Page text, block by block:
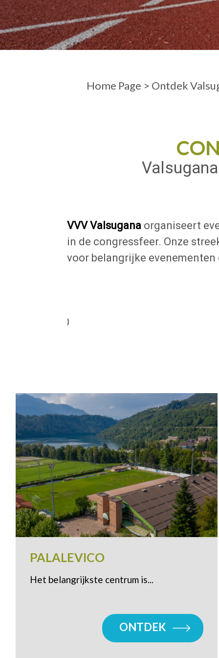
AANKOMST VERTREK
Home Page > Ontdek
VVV Valsugana organiseert
in de congressfeer. Onze
voor belangrijke
}
PALALEVICO
Het belangrijkste centrum is...
ONTDEK